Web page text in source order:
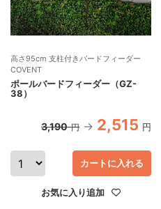
高さ95cm 支柱付きバードフィーダー
COVENT
ポールバードフィーダー（GZ-
38）
3,190 円 2,515 円
カートに入れる
お気に入り追加